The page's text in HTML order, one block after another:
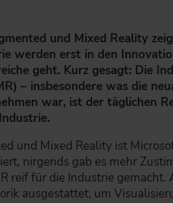
und Mixed Reality
werden erst in den
geht. Kurz gesagt: Die
– insbesondere was die
war, ist der täglichen
und Mixed Reality ist
nirgends gab es mehr
reif für die Industrie
ausgestattet, um